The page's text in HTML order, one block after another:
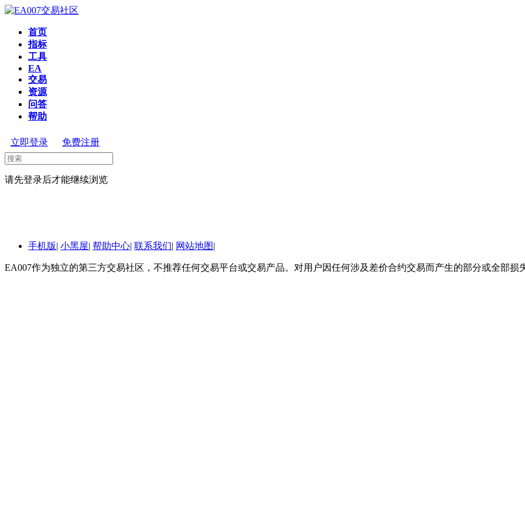
首页
指标
工具
EA
交易
资源
问答
帮助
立即登录 免费注册
请先登录后才能继续浏览
手机版| 小黑屋| 帮助中心| 联系我们| 网站地图|
EA007作为独立的第三方交易社区，不推荐任何交易平台或交易产品。对用户因任何涉及差价合约交易而产生的部分或全部损